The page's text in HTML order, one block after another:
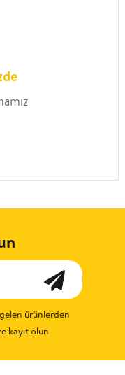
ürünlerden
kayıt olun